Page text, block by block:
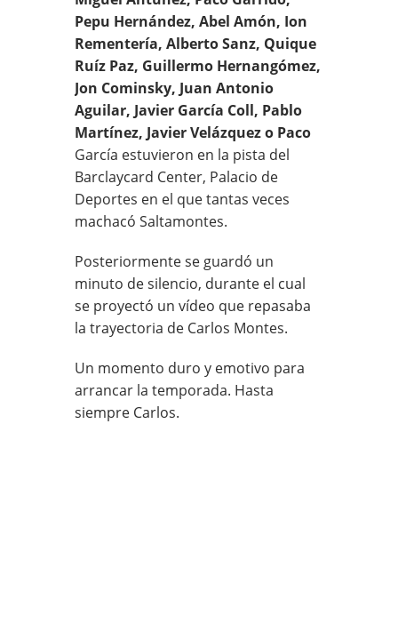
Pepu Hernández, Abel Amón, Ion
Rementería, Alberto Sanz, Quique
Ruíz Paz, Guillermo Hernangómez,
Jon Cominsky, Juan Antonio
Aguilar, Javier García Coll, Pablo
Martínez, Javier Velázquez o Paco
García estuvieron en la pista del
Barclaycard Center, Palacio de
Deportes en el que tantas veces
machacó Saltamontes.
Posteriormente se guardó un
minuto de silencio, durante el cual
se proyectó un vídeo que repasaba
la trayectoria de Carlos Montes.
Un momento duro y emotivo para
arrancar la temporada. Hasta
siempre Carlos.